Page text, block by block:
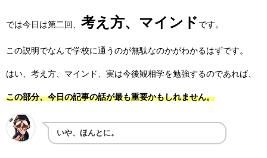
では今日は第二回、 考え方、マインド です。
この説明でなんで学校に通うのが無駄なのかがわかるはずです。
はい、考え方、マインド、実は今後観相学を勉強するのであれば、
この部分、今日の記事の話が最も重要かもしれません。
いや、ほんとに。